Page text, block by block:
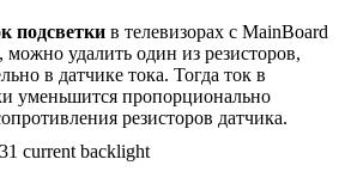
подсветки в телевизорах с MainBoard
удалить один из резисторов,
в датчике тока. Тогда ток в
уменьшится пропорционально
резисторов датчика.